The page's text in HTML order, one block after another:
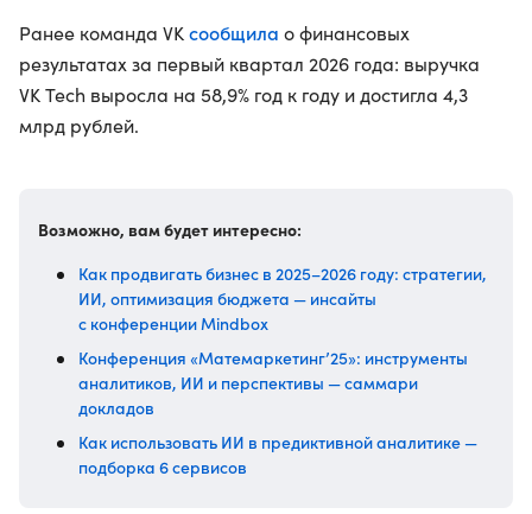
Ранее команда VKсообщила о финансовых
результатах за первый квартал 2026 года: выручка
VK Tech выросла на 58,9% год к году и достигла 4,3
млрд рублей.
Возможно, вам будет интересно:
Как продвигать бизнес в 2025–2026 году: стратегии,
ИИ, оптимизация бюджета — инсайты
с конференции Mindbox
Конференция «Матемаркетинг’25»: инструменты
аналитиков, ИИ и перспективы — саммари
докладов
Как использовать ИИ в предиктивной аналитике —
подборка 6 сервисов